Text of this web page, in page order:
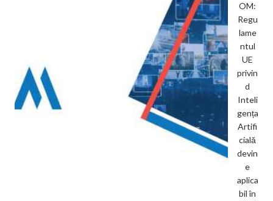
OM:
Regu
lame
ntul
UE
privin
d
Inteli
gența
Artifi
cială
devin
e
aplica
bil în